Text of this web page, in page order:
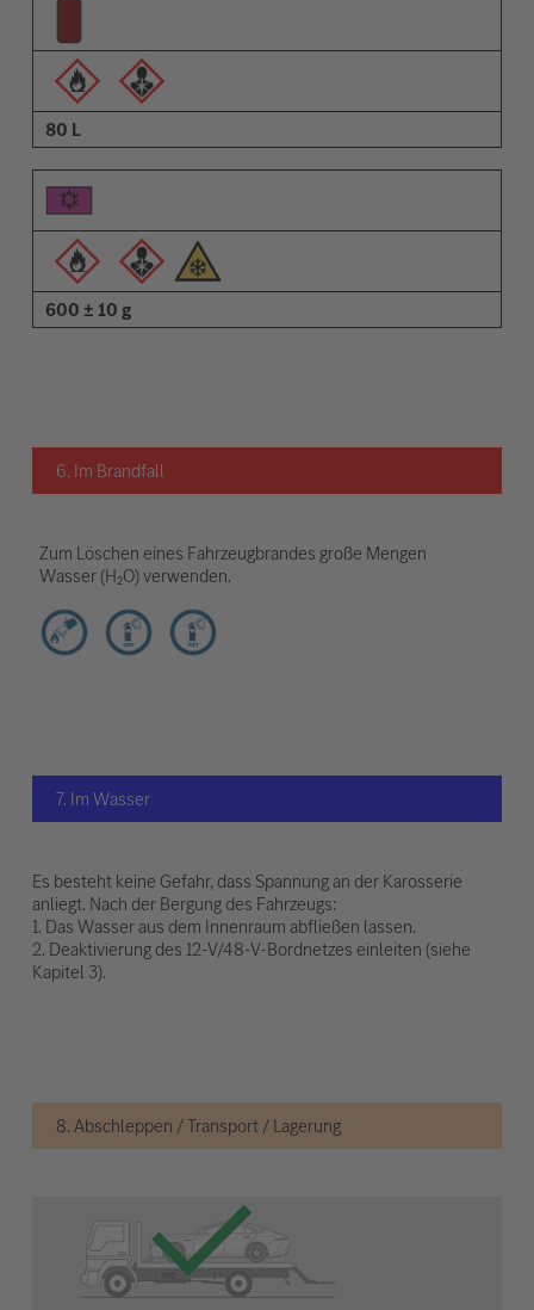
80 L
600 ± 10 g
6. Im Brandfall
Zum Löschen eines Fahrzeugbrandes große Mengen
Wasser (H₂O) verwenden.
7. Im Wasser
Es besteht keine Gefahr, dass Spannung an der Karosserie
anliegt. Nach der Bergung des Fahrzeugs:
1. Das Wasser aus dem Innenraum abfließen lassen.
2. Deaktivierung des 12-V/48-V-Bordnetzes einleiten (siehe
Kapitel 3).
8. Abschleppen / Transport / Lagerung